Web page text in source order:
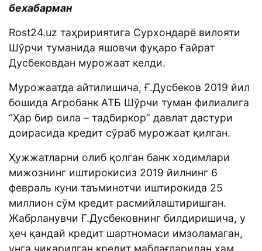
бехабарман
Rost24.uz таҳририятига Сурхондарё вилояти
Шўрчи туманида яшовчи фуқаро Ғайрат
Дусбековдан мурожаат келди.
Мурожаатда айтилишича, Ғ.Дусбеков 2019 йил
бошида Агробанк АТБ Шўрчи туман филиалига
“Ҳар бир оила – тадбиркор” давлат дастури
доирасида кредит сўраб мурожаат қилган.
Ҳужжатларни олиб қолган банк ходимлари
мижознинг иштирокисиз 2019 йилнинг 6
февраль куни таъминотчи иштирокида 25
миллион сўм кредит расмийлаштиришган.
Жабрланувчи Ғ.Дусбековнинг билдиришича, у
ҳеч қандай кредит шартномаси имзоламаган,
унга чиқарилган кредит маблағларидан ҳам